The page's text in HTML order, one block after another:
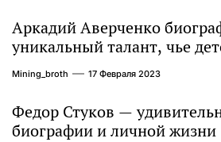
Аркадий Аверченко
уникальный талант, чье
и литературное наследие
восхищать миллионы
Mining_broth 17 Февраля 2023
Федор Стуков —
биографии и личной жизни